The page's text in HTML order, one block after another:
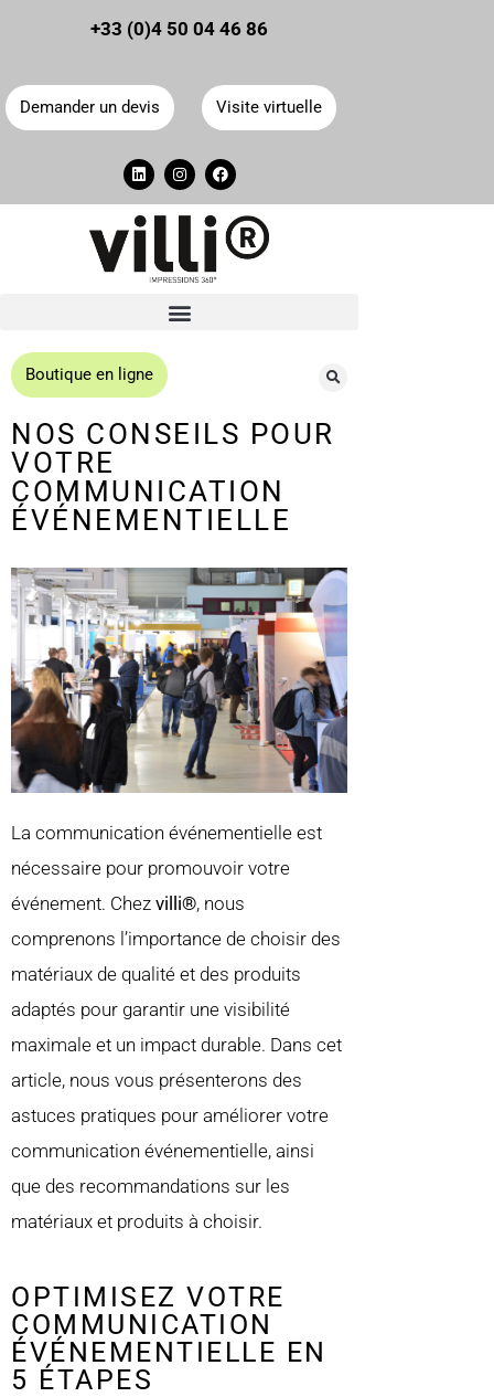
Panneau de gestion des cookies
+33 (0)4 50 04 46 86
Demander un devis Visite virtuelle
Boutique en ligne
NOS CONSEILS POUR
VOTRE
COMMUNICATION
ÉVÉNEMENTIELLE
La communication événementielle est
nécessaire pour promouvoir votre
événement. Chez villi®, nous
comprenons l’importance de choisir des
matériaux de qualité et des produits
adaptés pour garantir une visibilité
maximale et un impact durable. Dans cet
article, nous vous présenterons des
astuces pratiques pour améliorer votre
communication événementielle, ainsi
que des recommandations sur les
matériaux et produits à choisir.
OPTIMISEZ VOTRE
COMMUNICATION
ÉVÉNEMENTIELLE EN
5 ÉTAPES